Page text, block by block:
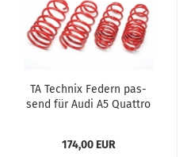
TA Tech­nix Fe­dern pas­
send für Audi A5 Quat­tro
Typ 8T-B8...
174,00 EUR